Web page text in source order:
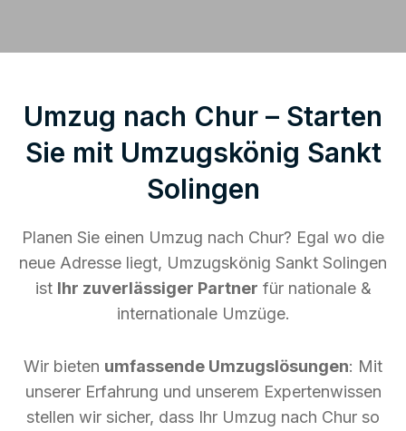
Umzug nach Chur – Starten
Sie mit Umzugskönig Sankt
Solingen
Planen Sie einen Umzug nach Chur? Egal wo die
neue Adresse liegt, Umzugskönig Sankt Solingen
ist Ihr zuverlässiger Partner für nationale &
internationale Umzüge.
Wir bieten umfassende Umzugslösungen: Mit
unserer Erfahrung und unserem Expertenwissen
stellen wir sicher, dass Ihr Umzug nach Chur so